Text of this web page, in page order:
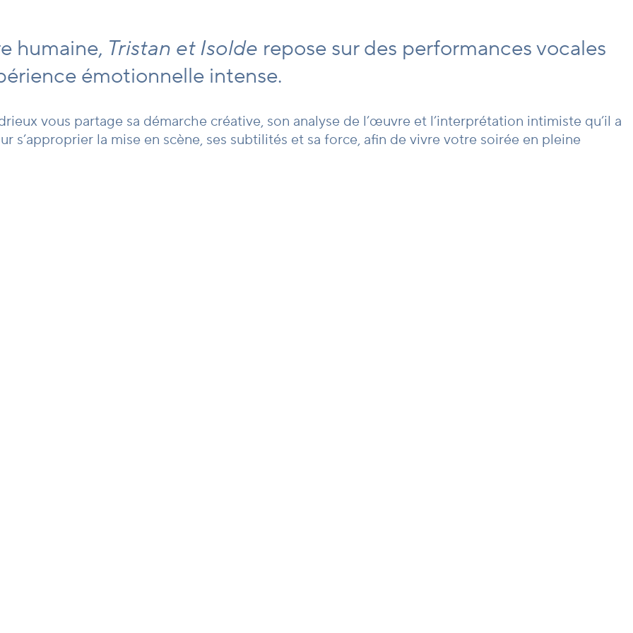
humaine, Tristan et Isolde repose sur des performances vocales
émotionnelle intense.
vous partage sa démarche créative, son analyse de l’œuvre et l’interprétation intimiste qu’il a
s’approprier la mise en scène, ses subtilités et sa force, afin de vivre votre soirée en pleine